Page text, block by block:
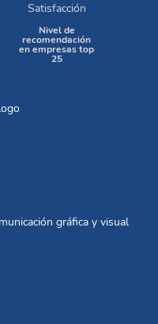
Nivel de
recomendación
en empresas top
25
gráfica y visual